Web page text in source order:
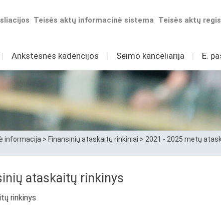
Teisės aktų
Teisės aktų informacinė sistema
I Ankstesnės kadencijos I Seimo kanceliarija I E.
informacija > Finansinių ataskaitų rinkiniai > 2021 - 2025 metų
ataskaitų rinkinys
rinkinys